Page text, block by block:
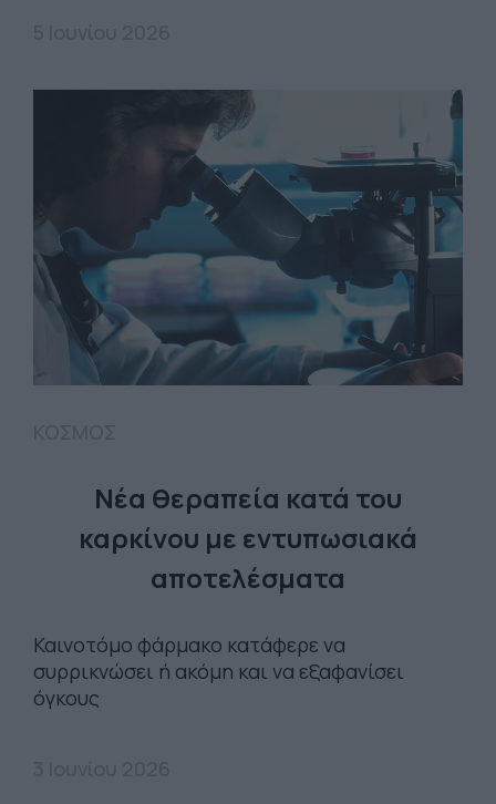
Νέα θεραπεία κατά του
καρκίνου με εντυπωσιακά
αποτελέσματα
Καινοτόμο φάρμακο κατάφερε να
συρρικνώσει ή ακόμη και να εξαφανίσει
όγκους